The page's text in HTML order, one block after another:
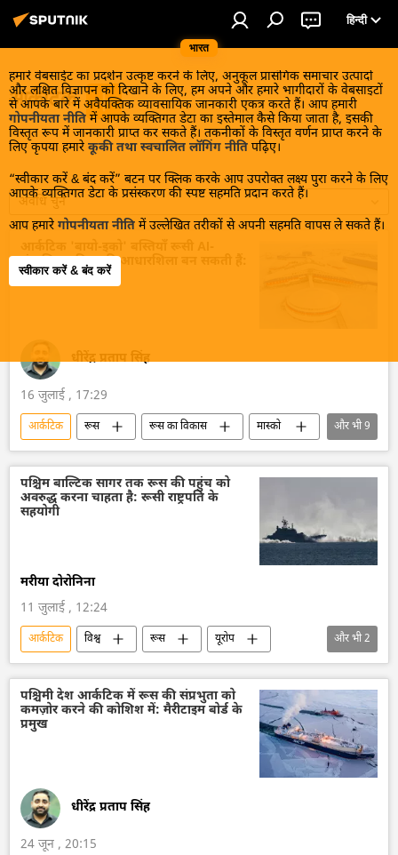
भारत
हिन्दी
हमारे वेबसाईट का प्रदर्शन उत्कृष्ट करने के लिए, अनुकूल प्रासंगिक समाचार उत्पादों
और लक्षित विज्ञापन को दिखाने के लिए, हम अपने और हमारे भागीदारों के वेबसाइटों
से आपके बारे में अवैयक्तिक व्यावसायिक जानकारी एकत्र करते हैं। आप हमारी
गोपनीयता नीतिमें आपके व्यक्तिगत डेटा का इस्तेमाल कैसे किया जाता है, इसकी
विस्तृत रूप में जानकारी प्राप्त कर सकते हैं। तकनीकों के विस्तृत वर्णन प्राप्त करने के
लिए कृपया हमारे कूकी तथा स्वचालित लॉगिंग नीति पढ़िए।
“स्वीकार करें & बंद करें” बटन पर क्लिक करके आप उपरोक्त लक्ष्य पुरा करने के लिए
आपके व्यक्तिगत डेटा के प्रसंस्करण की स्पष्ट सहमति प्रदान करते हैं।
आप हमारे गोपनीयता नीति में उल्लेखित तरीकों से अपनी सहमति वापस ले सकते हैं।
स्वीकार करें & बंद करें
आर्कटिक
अवधि चुनें
संचालित भविष्य की आधारशिला बन सकती हैं:
विशेषज्ञ
धीरेंद्र प्रताप सिंह
16 जुलाई , 17:29
आर्कटिक रूस रूस का विकास
मास्को
रूसी सैन्य तकनीक
सैन्य तकनीक
तकनीकी विकास
विज्ञान एवं प्रौद्योगिकी
डेटा विज्ञान
कृत्रिम बुद्धि
और भी9
पश्चिम बाल्टिक सागर तक रूस की पहुंच को
अवरुद्ध करना चाहता है: रूसी राष्ट्रपति के
सहयोगी
मरीया दोरोनिना
11 जुलाई , 12:24
आर्कटिक विश्व रूस
यूरोप
सामूहिक पश्चिम
बाल्टिक सागर
और भी2
पश्चिमी देश आर्कटिक में रूस की संप्रभुता को
कमज़ोर करने की कोशिश में: मैरीटाइम बोर्ड के
प्रमुख
धीरेंद्र प्रताप सिंह
24 जून , 20:15